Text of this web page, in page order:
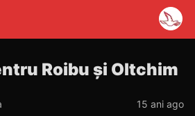
Roibu și Oltchim
15 ani ago